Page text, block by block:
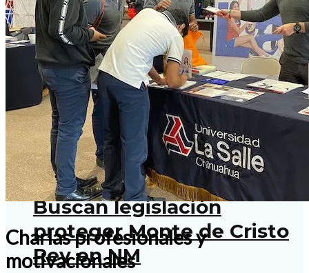
Altura de miras y
generosidad
Internacional
Buscan legislación
proteger Monte de Cristo
Rey en NM
Charlas profesionales y
motivacionales